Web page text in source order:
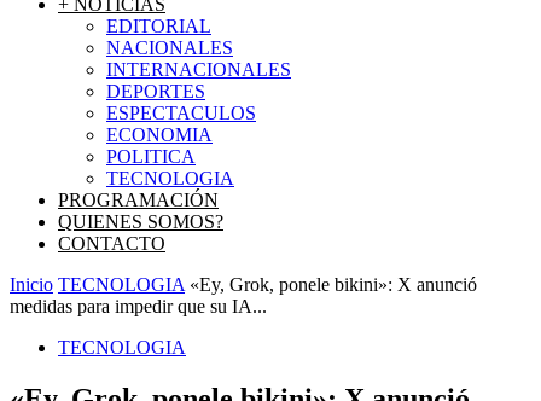
+ NOTICIAS
EDITORIAL
NACIONALES
INTERNACIONALES
DEPORTES
ESPECTACULOS
ECONOMIA
POLITICA
TECNOLOGIA
PROGRAMACIÓN
QUIENES SOMOS?
CONTACTO
Inicio TECNOLOGIA «Ey, Grok, ponele bikini»: X anunció
medidas para impedir que su IA...
TECNOLOGIA